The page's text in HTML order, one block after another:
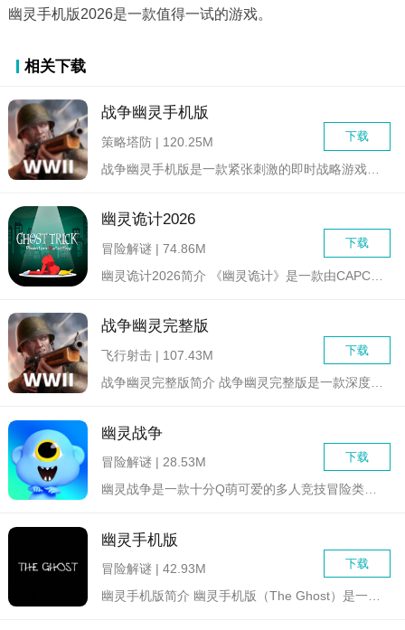
幽灵手机版2026是一款值得一试的游戏。
相关下载
战争幽灵手机版
下载
策略塔防 | 120.25M
幽灵诡计2026
下载
冒险解谜 | 74.86M
战争幽灵完整版
下载
飞行射击 | 107.43M
幽灵战争
下载
冒险解谜 | 28.53M
幽灵战争是一款十分Q萌可爱的多人竞技冒险类游戏，玩家将会在游...
幽灵手机版
下载
冒险解谜 | 42.93M
幽灵手机版简介 幽灵手机版（The Ghost）是一款...